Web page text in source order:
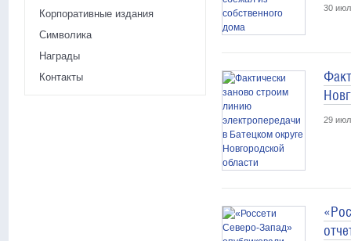
Корпоративные издания
Символика
Награды
Контакты
30
29